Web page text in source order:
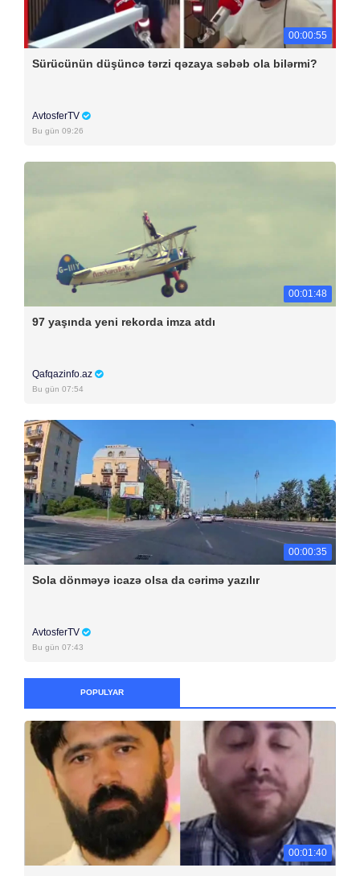
00:00:55
Sürücünün düşüncə tərzi qəzaya səbəb ola bilərmi?
AvtosferTV
Bu gün 09:26
00:01:48
97 yaşında yeni rekorda imza atdı
Qafqazinfo.az
Bu gün 07:54
00:00:35
Sola dönməyə icazə olsa da cərimə yazılır
AvtosferTV
Bu gün 07:43
POPULYAR
00:01:40